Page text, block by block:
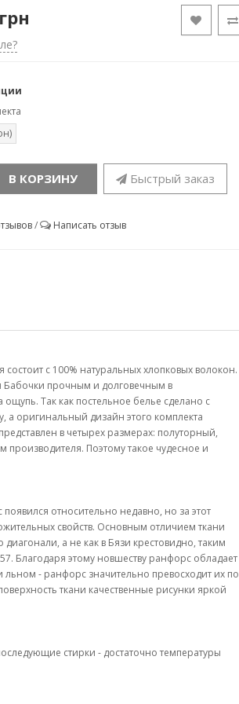
В КОРЗИНУ Быстрый заказ
/ Написать отзыв
с 100% натуральных хлопковых волокон.
Бабочки прочным и долговечным в
Так как постельное белье сделано с
а оригинальный дизайн этого комплекта
в четырех размерах: полуторный,
Поэтому такое чудесное и
относительно недавно, но за этот
свойств. Основным отличием ткани
а не как в Бязи крестовидно, таким
Благодаря этому новшеству ранфорс обладает
льном - ранфорс значительно превосходит их по
ткани качественные рисунки яркой
стирки - достаточно температуры